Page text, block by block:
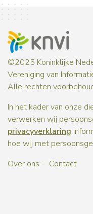
©2025 Koninklijke
Vereniging van
Alle rechten
In het kader van onze
verwerken wij
privacyverklaring
hoe wij met
Over ons
Contact